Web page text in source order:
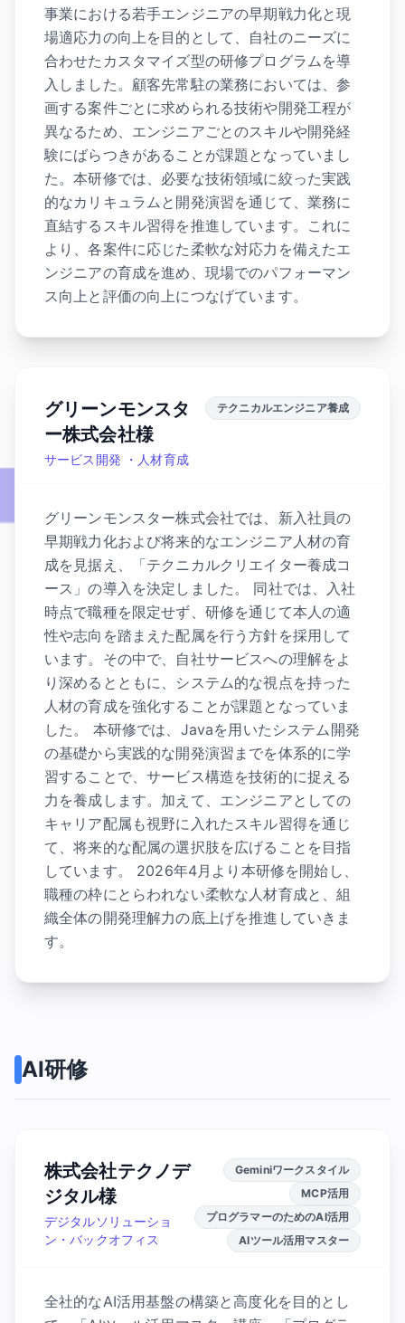
事業における若手エンジニアの早期戦力化と現
場適応力の向上を目的として、自社のニーズに
合わせたカスタマイズ型の研修プログラムを導
入しました。顧客先常駐の業務においては、参
画する案件ごとに求められる技術や開発工程が
異なるため、エンジニアごとのスキルや開発経
験にばらつきがあることが課題となっていまし
た。本研修では、必要な技術領域に絞った実践
的なカリキュラムと開発演習を通じて、業務に
直結するスキル習得を推進しています。これに
より、各案件に応じた柔軟な対応力を備えたエ
ンジニアの育成を進め、現場でのパフォーマン
ス向上と評価の向上につなげています。
グリーンモンスタ
ー株式会社様
サービス開発 ・人材育成
テクニカルエンジニア養成
グリーンモンスター株式会社では、新入社員の
早期戦力化および将来的なエンジニア人材の育
成を見据え、「テクニカルクリエイター養成コ
ース」の導入を決定しました。 同社では、入社
時点で職種を限定せず、研修を通じて本人の適
性や志向を踏まえた配属を行う方針を採用して
います。その中で、自社サービスへの理解をよ
り深めるとともに、システム的な視点を持った
人材の育成を強化することが課題となっていま
した。 本研修では、Javaを用いたシステム開発
の基礎から実践的な開発演習までを体系的に学
習することで、サービス構造を技術的に捉える
力を養成します。加えて、エンジニアとしての
キャリア配属も視野に入れたスキル習得を通じ
て、将来的な配属の選択肢を広げることを目指
しています。 2026年4月より本研修を開始し、
職種の枠にとらわれない柔軟な人材育成と、組
織全体の開発理解力の底上げを推進していきま
す。
AI研修
株式会社テクノデ
ジタル様
デジタルソリューショ
ン・バックオフィス
Geminiワークスタイル
MCP活用
プログラマーのためのAI活用
AIツール活用マスター
全社的なAI活用基盤の構築と高度化を目的とし